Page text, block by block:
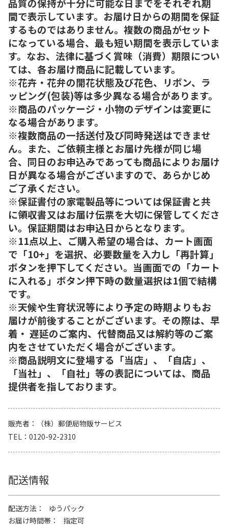
品質の保持が十分に可能な日までをそれぞれ期
間で表示しています。お届け日からの期間を保証
するものではありません。複数の商品がセット
になっている場合、最も短い期間を表示していま
す。なお、法律に基づく賞味（消費）期限につい
ては、各お届け商品に記載しています。
※花卉・花弁の開花状態及び花色、リボン、ラ
ッピング(包装)等は多少異なる場合があります。
※商品のパッケージ・小物のデザインは変更に
なる場合があります。
※複数商品の一括送付及び同時発送はできませ
ん。また、ご依頼主様とお届け先様が同じ場
合、同日のお申込みであっても商品によりお届け
日が異なる場合がございますので、あらかじめ
ご了承ください。
※保証書付の家電製品等については保証書と共
に領収書又はお届け伝票を大切に保管してくださ
い。保証期間はお申込日からとなります。
※11点以上、ご購入希望の場合は、カート画面
で「10+」を選択、必要数量を入力し「再計算」
ボタンを押下してください。当画面での「カート
に入れる」ボタン押下時の数量選択は1個で結構
です。
※天候や生育状況等により予定の時期よりもお
届けが前後することがございます。その際は、早
着・ 遅延のご案内、代替商品又は解約等のご案
内をさせていただく場合がございます。
※商品説明文に登場する「当店」、「自店」、
「当社」、「自社」等の表記については、商品
提供者を指しております。
販売者
（株）郵便局物販サービス
TEL
0120-92-2310
配送情報
配送方法
ゆうパック
お届け時間帯
指定可